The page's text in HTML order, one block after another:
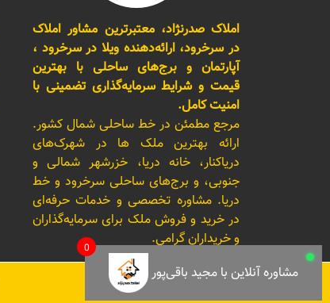
املاک صدرنژاد، معتبرترین مشاور املاک
در سرخرود، ارائه‌دهنده ویلا در سرخرود ،
آپارتمان و برج‌های ساحلی با بهترین
قیمت و شرایط سرمایه‌گذاری تضمینی با
امنیت کامل.
مرجع مطمئن در خط ساحلی شمال کشور.
ارائه بهترین ملک ها در شهرک‌های
دریاکنار، خانه دریا، خزرشهر شمالی و
جنوبی، و برج‌های ساحلی سرخرود و خط
دریا. مشاوره تخصصی و خدمات حرفه‌ای
در خرید و فروش ملک برای سرمایه‌گذاران
و خریداران گرامی.
مشاوره آنلاین با مجید باقی‌پور
0